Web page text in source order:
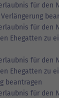
für den
für den
Ehegatten zu
für den
Ehegatten zu
beantragen
für den